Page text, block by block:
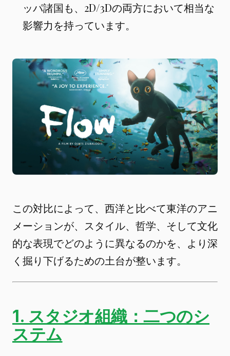
ッパ諸国も、2D/3Dの両方において相当な
影響力を持っています。
この対比によって、西洋と比べて東洋のアニ
メーションが、スタイル、哲学、そして文化
的な表現でどのように異なるのかを、より深
く掘り下げるための土台が整います。
1. スタジオ組織：二つのシ
ステム